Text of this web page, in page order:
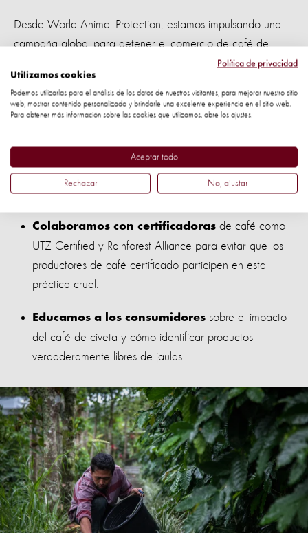
Desde World Animal Protection, estamos impulsando una
campaña global para detener el comercio de café de
Presionamos a grandes minoristasen países
como Canadá, Dinamarca, Holanda, Suecia y el Reino
catálogos. Tiendas reconocidas como Harrods y
Selfridges en el Reino Unido ya han dejado de
venderlo.
Colaboramos con certificadoras de café como
UTZ Certified y Rainforest Alliance para evitar que los
productores de café certificado participen en esta
práctica cruel.
Educamos a los consumidores sobre el impacto
del café de civeta y cómo identificar productos
verdaderamente libres de jaulas.
Política de privacidad
Utilizamos cookies
Podemos utilizarlas para el análisis de los datos de nuestros visitantes, para mejorar nuestro sitio
web, mostrar contenido personalizado y brindarle una excelente experiencia en el sitio web.
Para obtener más información sobre las cookies que utilizamos, abre los ajustes.
Aceptar todo
Rechazar No, ajustar